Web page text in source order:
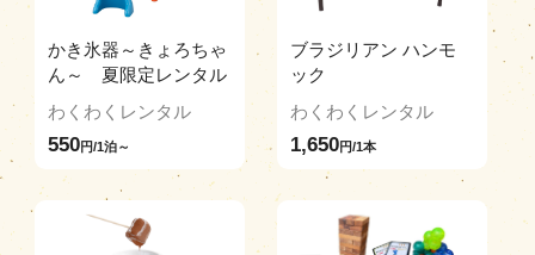
かき氷器～きょろちゃ
ん～ 夏限定レンタル
わくわくレンタル
550円/1泊～
ブラジリアン ハンモ
ック
わくわくレンタル
1,650円/1本